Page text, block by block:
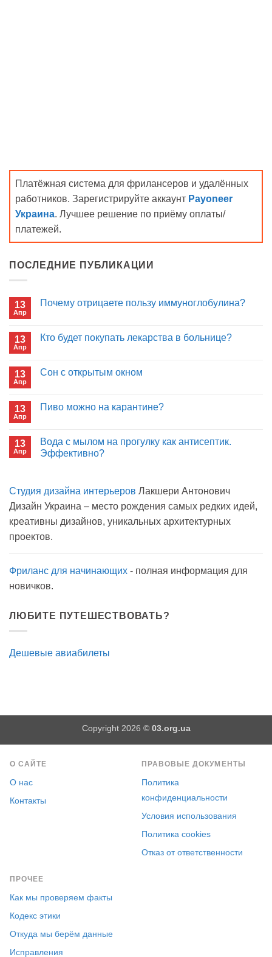
Платёжная система для фрилансеров и удалённых
работников. Зарегистрируйте аккаунт Payoneer
Украина. Лучшее решение по приёму оплаты/
платежей.
ПОСЛЕДНИЕ ПУБЛИКАЦИИ
13
Апр
Почему отрицаете пользу иммуноглобулина?
Почему
13
Апр
Кто будет покупать лекарства в больнице?
Кто
в
13
Апр
Сон с открытым окном
Сон
13
Апр
Пиво можно на карантине?
Пиво
можно
13
Апр
Вода с мылом на прогулку как антисептик.
Эффективно?
Вода
мылом
прогулку
антисептик.
Студия дизайна интерьеров Лакшери Антонович
Дизайн Украина – место рождения самых редких идей,
креативны дизайнов, уникальных архитектурных
проектов.
Фриланс для начинающих - полная информация для
новичков.
ЛЮБИТЕ ПУТЕШЕСТВОВАТЬ?
Дешевые авиабилеты
Copyright 2026 © 03.org.ua
О САЙТЕ
О нас
Контакты
ПРАВОВЫЕ ДОКУМЕНТЫ
Политика
конфиденциальности
Условия использования
Политика cookies
Отказ от ответственности
ПРОЧЕЕ
Как мы проверяем факты
Кодекс этики
Откуда мы берём данные
Исправления